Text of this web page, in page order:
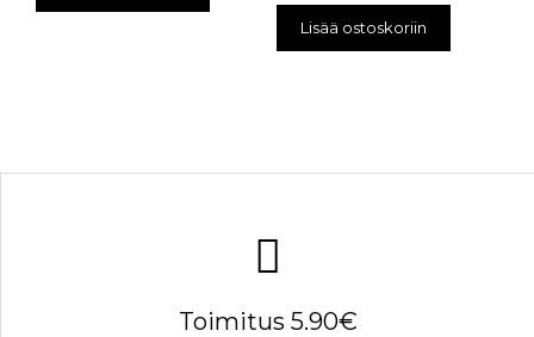
Lisää ostoskoriin
Toimitus 5.90€